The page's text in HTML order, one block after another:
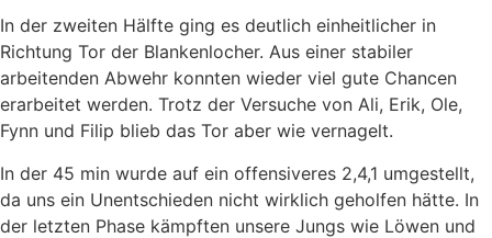
In der zweiten Hälfte ging es deutlich einheitlicher in
Richtung Tor der Blankenlocher. Aus einer stabiler
arbeitenden Abwehr konnten wieder viel gute Chancen
erarbeitet werden. Trotz der Versuche von Ali, Erik, Ole,
Fynn und Filip blieb das Tor aber wie vernagelt.
In der 45 min wurde auf ein offensiveres 2,4,1 umgestellt,
da uns ein Unentschieden nicht wirklich geholfen hätte. In
der letzten Phase kämpften unsere Jungs wie Löwen und